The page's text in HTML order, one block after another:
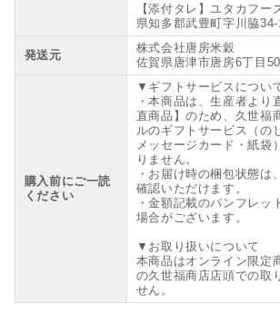
【添付タレ】ユタカフ
県知多郡武豊町字川脇34-
発送元
株式会社唐房米穀
佐賀県唐津市唐房6丁目
購入前にご一読
ください
▼ギフトサービスについ
・本商品は、生産者より
直商品】のため、久世福
ルのギフトサービス（の
メッセージカード・紙袋
りません。
・お届け時の梱包状態は
確認いただけます。
・金額記載のパンフレッ
場合がございます。
▼お取り扱いについて
本商品はオンライン限定
の久世福商店店頭での取
せん。